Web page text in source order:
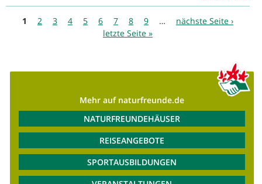
Seiten
1 2 3 4 5 6 7 8 9 …
nächste Seite ›
letzte Seite »
Mehr auf naturfreunde.de
NATURFREUNDEHÄUSER
REISEANGEBOTE
SPORTAUSBILDUNGEN